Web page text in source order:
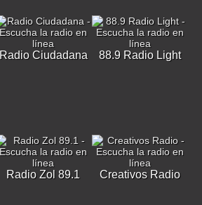
Radio Ciudadana 88.9 Radio Light
Radio Zol 89.1 Creativos Radio